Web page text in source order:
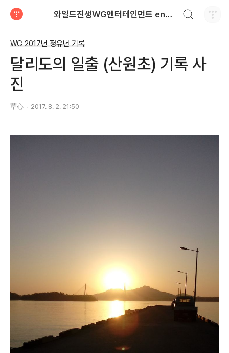
와일드진생WG엔터테인먼트 entertainment
WG 2017년 정유년 기록
달리도의 일출 (산원초) 기록 사
진
草心 2017. 8. 2. 21:50